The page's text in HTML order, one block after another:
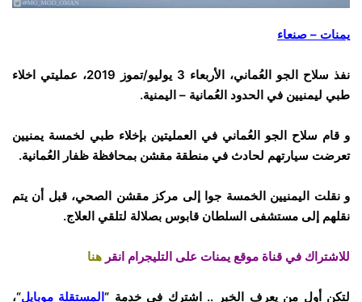
يمنات – صنعاء
نفذ سلاح الجو العُماني، الأربعاء 3 يوليو/تموز 2019، عمليتي اخلاء
طبي ليمنيين في الحدود العُمانية – اليمنية.
و قام سلاح الجو العُماني في العمليتين بإخلاء طبي لخمسة يمنيين
تعرضت سيارتهم لحادث في منطقة مقشن بمحافظة ظفار العُمانية.
و نقلت اليمنيين الخمسة جوا إلى مركز مقشن
الصحي، قبل أن يتم
نقلهم إلى مستشفى السلطان قابوس بصلالة لتلقي العلاج.
للاشتراك في قناة موقع يمنات على التليجرام انقر هنا
لتكن أول من يعرف الخبر .. اشترك في خدمة “المستقلة موبايل“،